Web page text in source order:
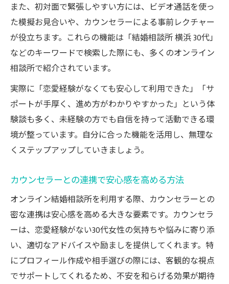
また、初対面で緊張しやすい方には、ビデオ通話を使っ
た模擬お見合いや、カウンセラーによる事前レクチャー
が役立ちます。これらの機能は「結婚相談所 横浜 30代」
などのキーワードで検索した際にも、多くのオンライン
相談所で紹介されています。
実際に「恋愛経験がなくても安心して利用できた」「サ
ポートが手厚く、進め方がわかりやすかった」という体
験談も多く、未経験の方でも自信を持って活動できる環
境が整っています。自分に合った機能を活用し、無理な
くステップアップしていきましょう。
カウンセラーとの連携で安心感を高める方法
オンライン結婚相談所を利用する際、カウンセラーとの
密な連携は安心感を高める大きな要素です。カウンセラ
ーは、恋愛経験がない30代女性の気持ちや悩みに寄り添
い、適切なアドバイスや励ましを提供してくれます。特
にプロフィール作成や相手選びの際には、客観的な視点
でサポートしてくれるため、不安を和らげる効果が期待